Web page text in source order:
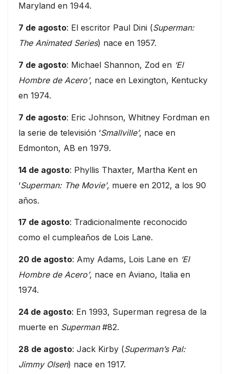
Maryland en 1944.
7 de agosto: El escritor Paul Dini (Superman:
The Animated Series) nace en 1957.
7 de agosto: Michael Shannon, Zod en ‘El
Hombre de Acero’, nace en Lexington, Kentucky
en 1974.
7 de agosto: Eric Johnson, Whitney Fordman en
la serie de televisión ‘Smallville’, nace en
Edmonton, AB en 1979.
14 de agosto: Phyllis Thaxter, Martha Kent en
‘Superman: The Movie’, muere en 2012, a los 90
años.
17 de agosto: Tradicionalmente reconocido
como el cumpleaños de Lois Lane.
20 de agosto: Amy Adams, Lois Lane en ‘El
Hombre de Acero’, nace en Aviano, Italia en
1974.
24 de agosto: En 1993, Superman regresa de la
muerte en Superman#82.
28 de agosto: Jack Kirby (Superman’s Pal:
Jimmy Olsen) nace en 1917.